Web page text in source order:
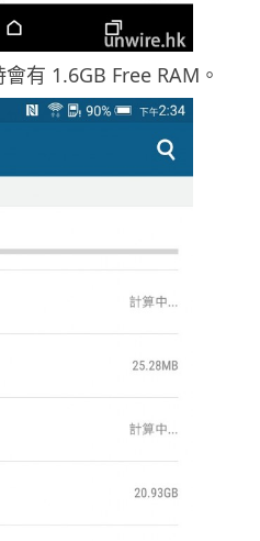
有 1.6GB Free RAM。